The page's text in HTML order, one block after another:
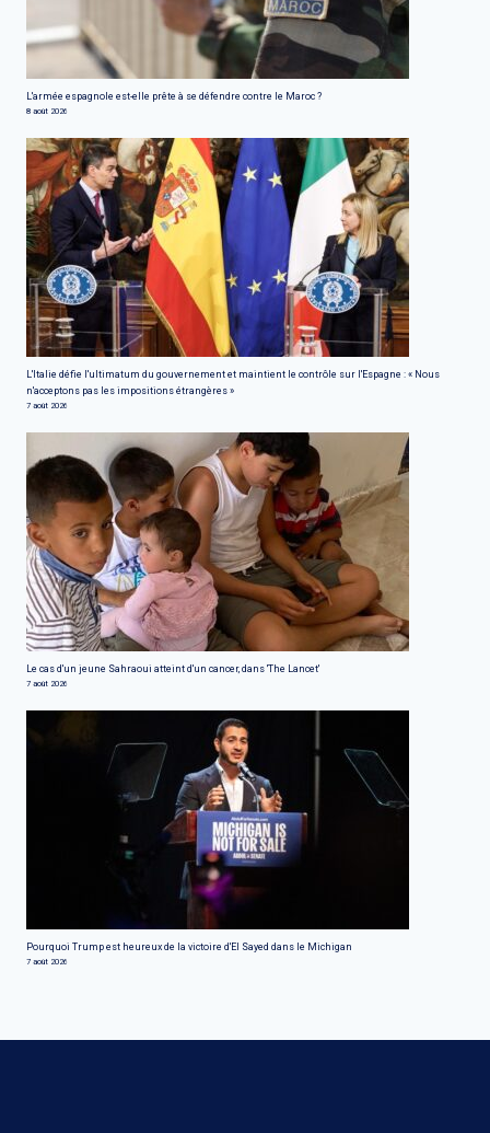
L'armée espagnole est-elle prête à se défendre contre le Maroc ?
8 août 2026
L'Italie défie l'ultimatum du gouvernement et maintient le contrôle sur l'Espagne : « Nous
n'acceptons pas les impositions étrangères »
7 août 2026
Le cas d'un jeune Sahraoui atteint d'un cancer, dans 'The Lancet'
7 août 2026
Pourquoi Trump est heureux de la victoire d'El Sayed dans le Michigan
7 août 2026